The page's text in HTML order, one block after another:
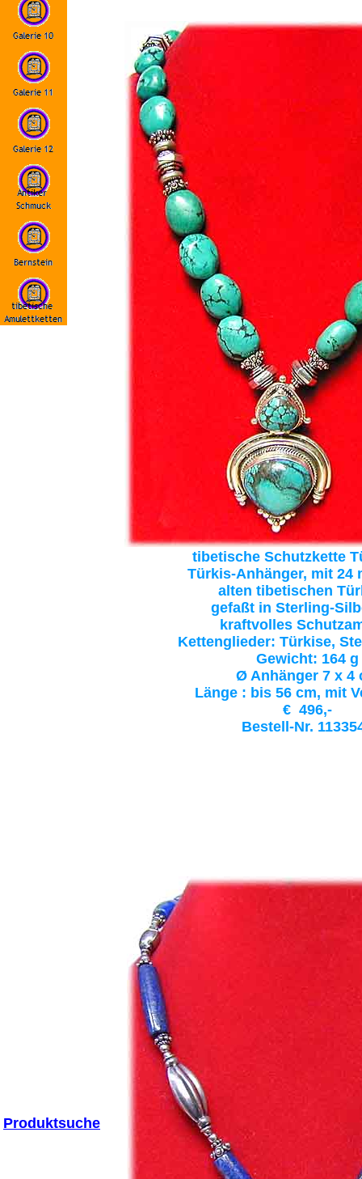
Produktsuche
tibetische Schutzkette
Türkis-Anhänger, mit 24
alten tibetischen
gefaßt in Sterling-
kraftvolles
Kettenglieder: Türkise,
Gewicht: 164 g
Ø Anhänger 7 x 4
Länge : bis 56 cm, mit
€ 496,-
Bestell-Nr.